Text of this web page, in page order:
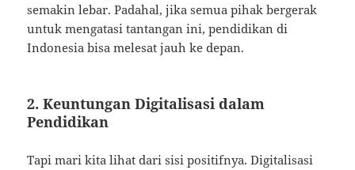
semakin lebar. Padahal, jika semua pihak bergerak
untuk mengatasi tantangan ini, pendidikan di
Indonesia bisa melesat jauh ke depan.
2.Keuntungan Digitalisasi dalam
Pendidikan
Tapi mari kita lihat dari sisi positifnya. Digitalisasi